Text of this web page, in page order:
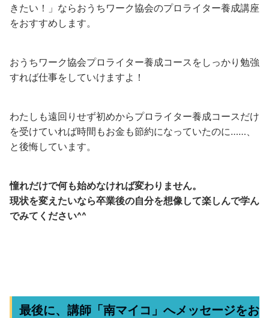
きたい！」ならおうちワーク協会のプロライター養成講座
をおすすめします。
おうちワーク協会プロライター養成コースをしっかり勉強
すれば仕事をしていけますよ！
わたしも遠回りせず初めからプロライター養成コースだけ
を受けていれば時間もお金も節約になっていたのに……、
と後悔しています。
憧れだけで何も始めなければ変わりません。
現状を変えたいなら卒業後の自分を想像して楽しんで学ん
でみてください^^
最後に、講師「南マイコ」へメッセージをお